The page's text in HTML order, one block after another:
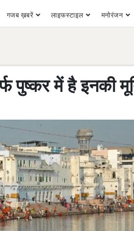
गजब ख़बरें लाइफस्टाइल मनोरंजन
पुष्कर में है इनकी